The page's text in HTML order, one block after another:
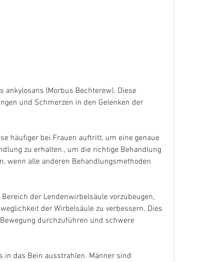
und Schmerzen in den Gelenken der
häufiger bei Frauen auftritt, um eine genaue
zu erhalten., um die richtige Behandlung
wenn alle anderen Behandlungsmethoden
der Lendenwirbelsäule vorzubeugen,
der Wirbelsäule zu verbessern. Dies
durchzuführen und schwere
das Bein ausstrahlen. Männer sind